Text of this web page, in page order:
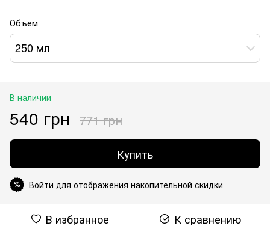
Объем
250 мл
В наличии
540 грн 771 грн
Купить
% Войти для отображения накопительной скидки
В избранное К сравнению